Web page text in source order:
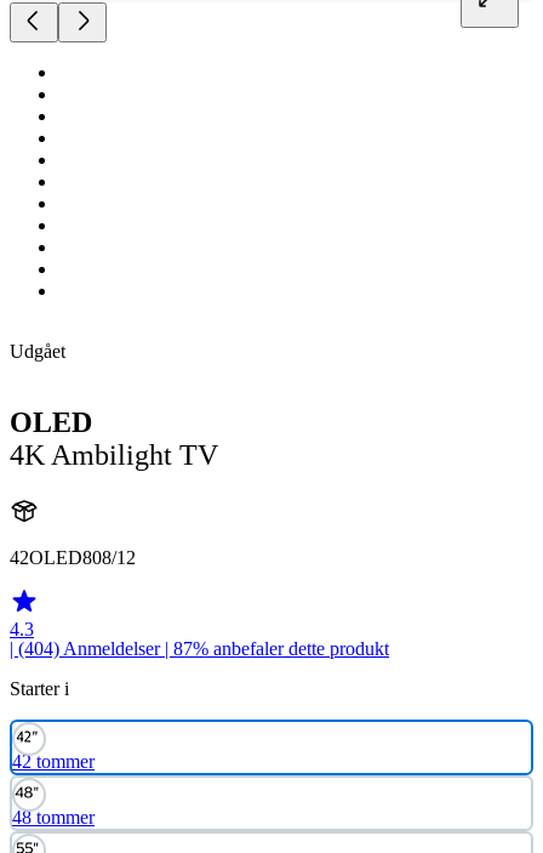
Udgået
OLED
4K Ambilight TV
42OLED808/12
4.3
| (404) Anmeldelser| 87% anbefaler dette produkt
Starter i
42 tommer
48 tommer